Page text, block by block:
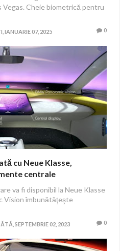
Vegas. Cheie biometrică pentru
IANUARIE 07, 2025 0
cu Neue Klasse,
centrale
va fi disponibil la Neue Klasse
Vision îmbunătăţeşte
SEPTEMBRIE 02, 2023 0